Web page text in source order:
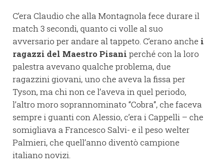
C’era Claudio che alla Montagnola fece durare il
match 3 secondi, quanto ci volle al suo
avversario per andare al tappeto. C’erano anche i
ragazzi del Maestro Pisani perché con la loro
palestra avevano qualche problema, due
ragazzini giovani, uno che aveva la fissa per
Tyson, ma chi non ce l’aveva in quel periodo,
l’altro moro soprannominato “Cobra”, che faceva
sempre i guanti con Alessio, c’era i Cappelli – che
somigliava a Francesco Salvi- e il peso welter
Palmieri, che quell’anno diventò campione
italiano novizi.